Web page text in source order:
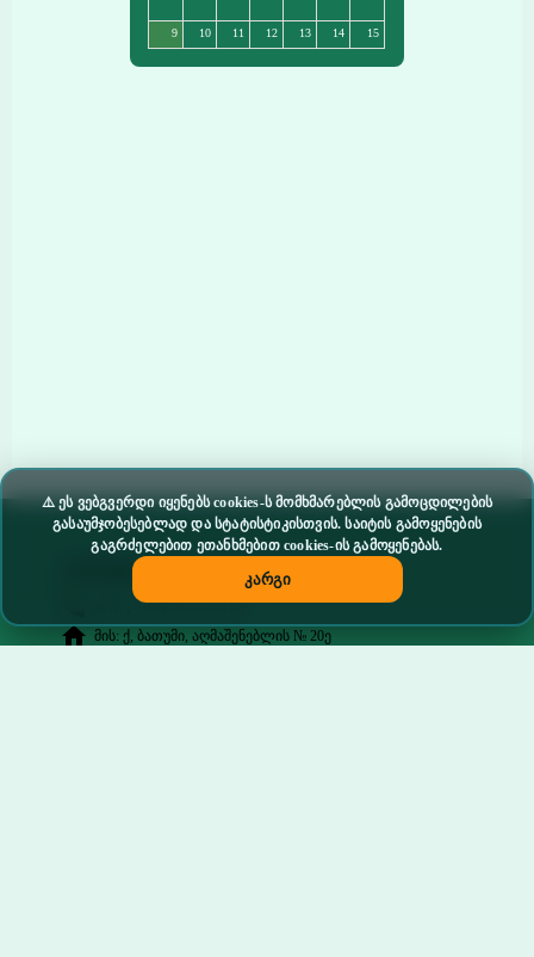
9 10 11 12 13 14 15
კონტაქტი
მობ: (+995) 595 56 65 09
home მის: ქ, ბათუმი, აღმაშენებლის № 20ე
⚠️ ეს ვებგვერდი იყენებს cookies-ს მომხმარებლის გამოცდილების
გასაუმჯობესებლად და სტატისტიკისთვის. საიტის გამოყენების
გაგრძელებით ეთანხმებით cookies-ის გამოყენებას.
კარგი